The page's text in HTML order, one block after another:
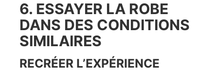
6. ESSAYER LA ROBE
DANS DES CONDITIONS
SIMILAIRES
RECRÉER L’EXPÉRIENCE